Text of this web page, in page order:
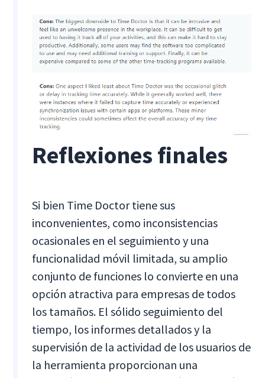
Reflexiones finales
Si bien Time Doctor tiene sus
inconvenientes, como inconsistencias
ocasionales en el seguimiento y una
funcionalidad móvil limitada, su amplio
conjunto de funciones lo convierte en una
opción atractiva para empresas de todos
los tamaños. El sólido seguimiento del
tiempo, los informes detallados y la
supervisión de la actividad de los usuarios de
la herramienta proporcionan una